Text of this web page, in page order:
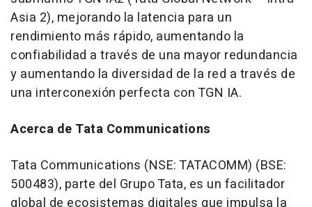
Asia 2), mejorando la latencia para un
rendimiento más rápido, aumentando la
confiabilidad a través de una mayor redundancia
y aumentando la diversidad de la red a través de
una interconexión perfecta con TGN IA.
Acerca de Tata Communications
Tata Communications (NSE: TATACOMM) (BSE:
500483), parte del Grupo Tata, es un facilitador
global de ecosistemas digitales que impulsa la